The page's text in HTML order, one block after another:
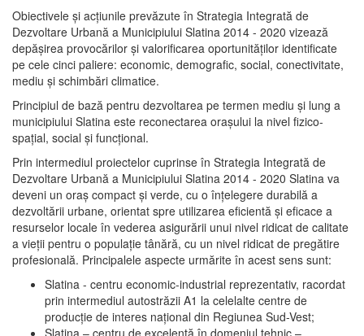
Obiectivele şi acţiunile prevăzute în Strategia Integrată de
Dezvoltare Urbană a Municipiului Slatina 2014 - 2020 vizează
depășirea provocărilor şi valorificarea oportunităţilor identificate
pe cele cinci paliere: economic, demografic, social, conectivitate,
mediu şi schimbări climatice.
Principiul de bază pentru dezvoltarea pe termen mediu şi lung a
municipiului Slatina este reconectarea oraşului la nivel fizico-
spaţial, social şi funcţional.
Prin intermediul proiectelor cuprinse în Strategia Integrată de
Dezvoltare Urbană a Municipiului Slatina 2014 - 2020 Slatina va
deveni un oraş compact şi verde, cu o înţelegere durabilă a
dezvoltării urbane, orientat spre utilizarea eficientă şi eficace a
resurselor locale în vederea asigurării unui nivel ridicat de calitate
a vieţii pentru o populaţie tânără, cu un nivel ridicat de pregătire
profesională. Principalele aspecte urmărite în acest sens sunt:
Slatina - centru economic-industrial reprezentativ, racordat
prin intermediul autostrăzii A1 la celelalte centre de
producţie de interes naţional din Regiunea Sud-Vest;
Slatina – centru de excelenţă în domeniul tehnic –